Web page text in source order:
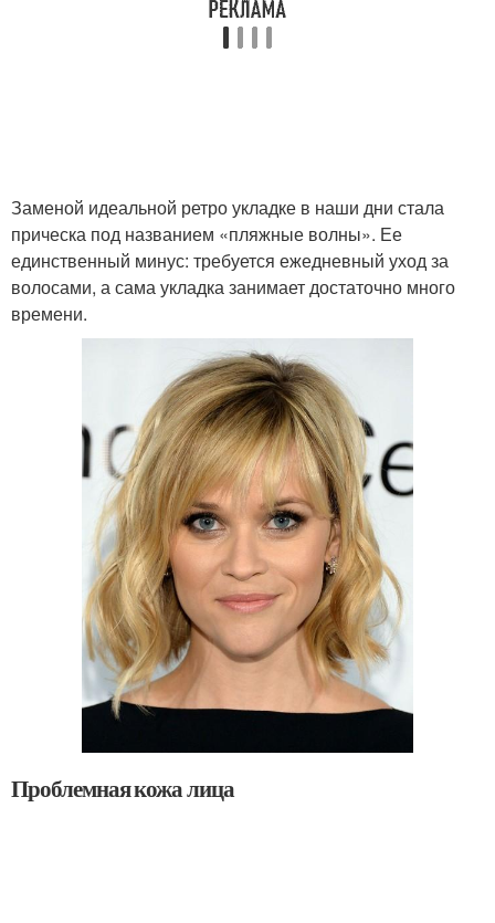
Заменой идеальной ретро укладке в наши дни стала
прическа под названием «пляжные волны». Ее
единственный минус: требуется ежедневный уход за
волосами, а сама укладка занимает достаточно много
времени.
Проблемная кожа лица